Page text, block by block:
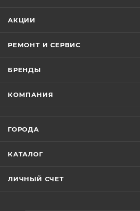
АКЦИИ
РЕМОНТ И СЕРВИС
БРЕНДЫ
КОМПАНИЯ
ГОРОДА
КАТАЛОГ
ЛИЧНЫЙ СЧЕТ